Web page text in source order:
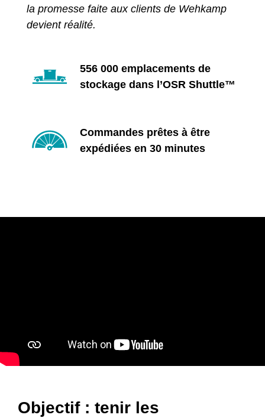
la promesse faite aux clients de Wehkamp
devient réalité.
556 000 emplacements de
stockage dans l’OSR Shuttle™
Commandes prêtes à être
expédiées en 30 minutes
Objectif : tenir les